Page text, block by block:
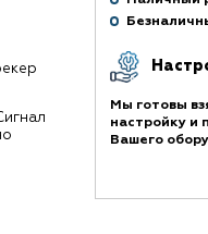
Мы готовы
настройку и
Вашего